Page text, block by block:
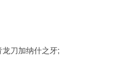
刀加纳什之牙;